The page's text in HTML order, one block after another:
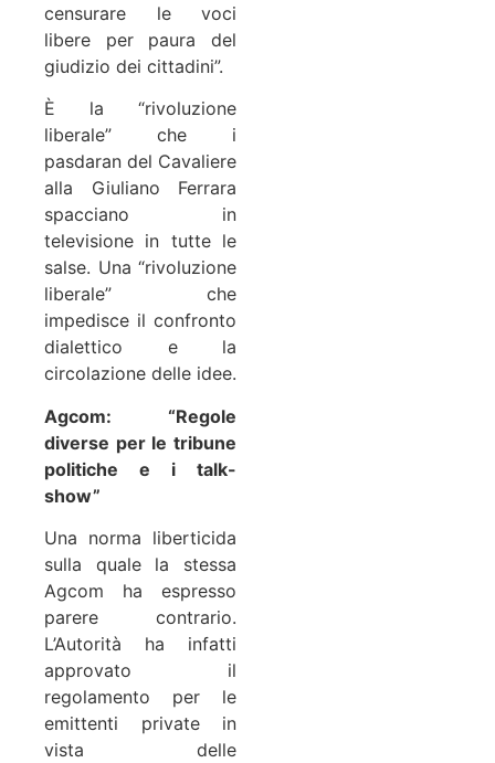
censurare le voci
libere per paura del
giudizio dei cittadini”.
È la “rivoluzione
liberale” che i
pasdaran del Cavaliere
alla Giuliano Ferrara
spacciano in
televisione in tutte le
salse. Una “rivoluzione
liberale” che
impedisce il confronto
dialettico e la
circolazione delle idee.
Agcom: “Regole
diverse per le tribune
politiche e i talk-
show”
Una norma liberticida
sulla quale la stessa
Agcom ha espresso
parere contrario.
L’Autorità ha infatti
approvato il
regolamento per le
emittenti private in
vista delle